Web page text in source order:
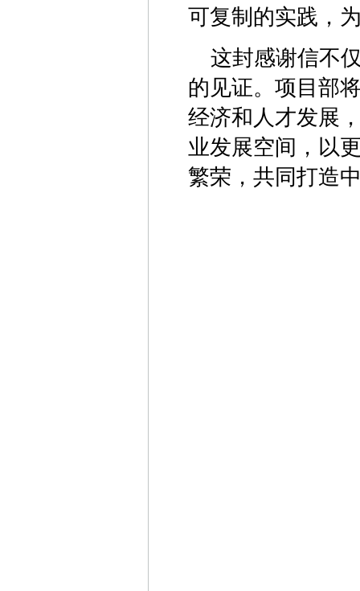
可复制的实践，
这封感谢信不
的见证。项目部
经济和人才发展
业发展空间，以
繁荣，共同打造